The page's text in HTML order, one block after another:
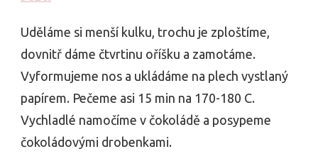
Uděláme si menší kulku, trochu je zploštíme,
dovnitř dáme čtvrtinu oříšku a zamotáme.
Vyformujeme nos a ukládáme na plech vystlaný
papírem. Pečeme asi 15 min na 170-180 C.
Vychladlé namočíme v čokoládě a posypeme
čokoládovými drobenkami.